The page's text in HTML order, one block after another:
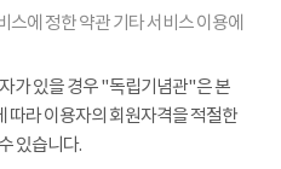
에 정한 약관 기타 서비스 이용에
가 있을 경우 "독립기념관"은 본
따라 이용자의 회원자격을 적절한
있습니다.